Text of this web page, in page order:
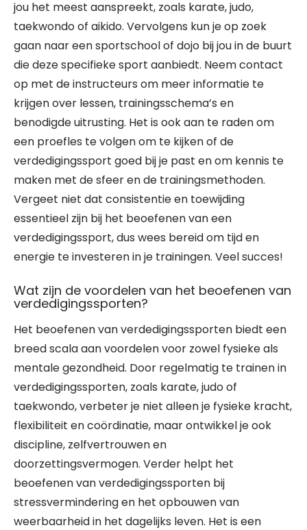
jou het meest aanspreekt, zoals karate, judo,
taekwondo of aikido. Vervolgens kun je op zoek
gaan naar een sportschool of dojo bij jou in de buurt
die deze specifieke sport aanbiedt. Neem contact
op met de instructeurs om meer informatie te
krijgen over lessen, trainingsschema’s en
benodigde uitrusting. Het is ook aan te raden om
een proefles te volgen om te kijken of de
verdedigingssport goed bij je past en om kennis te
maken met de sfeer en de trainingsmethoden.
Vergeet niet dat consistentie en toewijding
essentieel zijn bij het beoefenen van een
verdedigingssport, dus wees bereid om tijd en
energie te investeren in je trainingen. Veel succes!
Wat zijn de voordelen van het beoefenen van
verdedigingssporten?
Het beoefenen van verdedigingssporten biedt een
breed scala aan voordelen voor zowel fysieke als
mentale gezondheid. Door regelmatig te trainen in
verdedigingssporten, zoals karate, judo of
taekwondo, verbeter je niet alleen je fysieke kracht,
flexibiliteit en coördinatie, maar ontwikkel je ook
discipline, zelfvertrouwen en
doorzettingsvermogen. Verder helpt het
beoefenen van verdedigingssporten bij
stressvermindering en het opbouwen van
weerbaarheid in het dagelijks leven. Het is een